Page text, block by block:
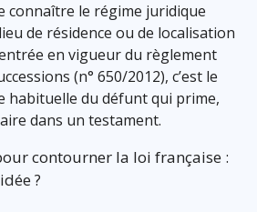
connaître le régime juridique
de résidence ou de localisation
en vigueur du règlement
(n° 650/2012), c’est le
habituelle du défunt qui prime,
dans un testament.
contourner la loi française :
?